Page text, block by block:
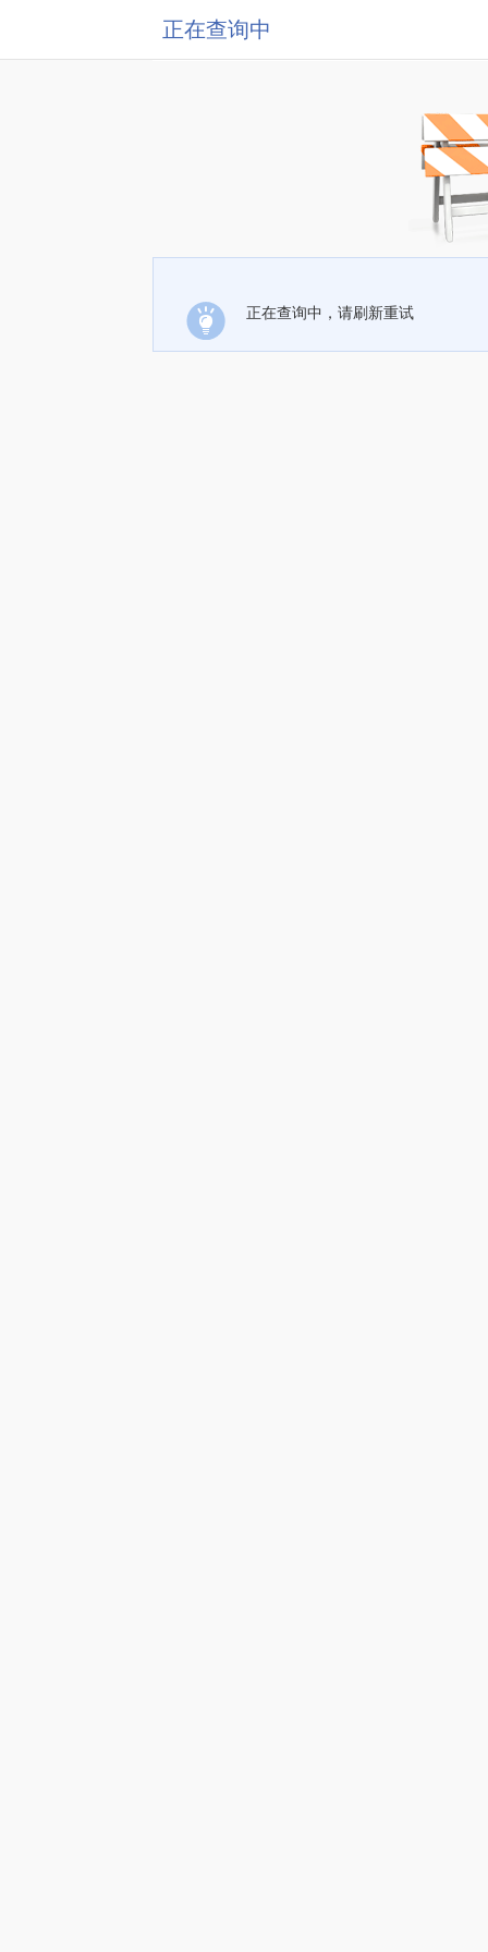
正在查询中
正在查询中，请刷新重试